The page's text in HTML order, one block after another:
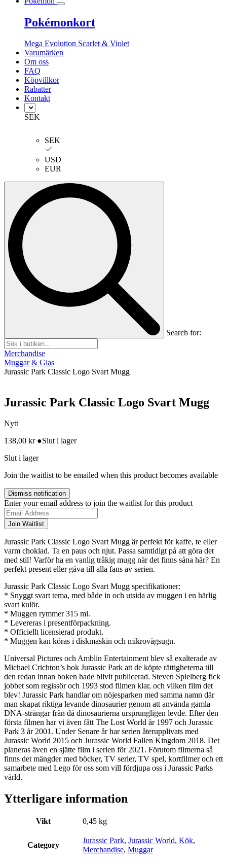
Pokémonkort
Mega Evolution Scarlet & Violet
Varumärken
Om oss
FAQ
Köpvillkor
Rabatter
Kontakt
SEK
SEK
USD
EUR
Search for:
Merchandise
Muggar & Glas
Jurassic Park Classic Logo Svart Mugg
Jurassic Park Classic Logo Svart Mugg
Nytt
138,00 kr ●Slut i lager
Slut i lager
Join the waitlist to be emailed when this product becomes available
Dismiss notification
Enter your email address to join the waitlist for this product
Join Waitlist
Jurassic Park Classic Logo Svart Mugg är perfekt för kaffe, te eller
varm choklad. Ta en paus och njut. Passa samtidigt på att göra det
med stil! Varför ha en vanlig tråkig mugg när det finns såna här? En
perfekt present eller gåva till alla fans av serien.
Jurassic Park Classic Logo Svart Mugg specifikationer:
* Snyggt svart tema, med både in och utsida av muggen i en härlig
svart kulör.
* Muggen rymmer 315 ml.
* Levereras i presentförpackning.
* Officiellt licensierad produkt.
* Muggen kan köras i diskmaskin och mikrovågsugn.
Universal Pictures och Amblin Entertainment blev så exalterade av
Michael Crichton’s bok Jurassic Park att de köpte rättigheterna till
den redan innan boken hade blivit publicerad. Steven Spielberg fick
jobbet som regissör och 1993 stod filmen klar, och vilken film det
blev! Jurassic Park handlar om nöjesparken med samma namn där
man skapat riktiga levande dinosaurier genom att använda gamla
DNA-strängar från då dinosaurierna ursprungligen levde. Efter den
första filmen har vi även fått The Lost World år 1997 och Jurassic
Park 3 år 2001. Under Senare år har serien återupplivats med
Jurassic World 2015 och Jurassic World Fallen Kingdom 2018. Det
planeras även en sjätte film i serien för 2021. Förutom filmerna så
finns det mängder med böcker, TV serier, TV spel, kortfilmer och ett
samarbete med Lego för oss som vill fördjupa oss i Jurassic Parks
värld.
Ytterligare information
Vikt 0,45 kg
Category
Jurassic Park, Jurassic World, Kök,
Merchandise, Muggar